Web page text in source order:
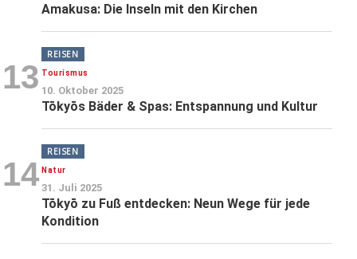
Amakusa: Die Inseln mit den Kirchen
13
REISEN
Tourismus
10. Oktober 2025
Tōkyōs Bäder & Spas: Entspannung und Kultur
14
REISEN
Natur
31. Juli 2025
Tōkyō zu Fuß entdecken: Neun Wege für jede
Kondition